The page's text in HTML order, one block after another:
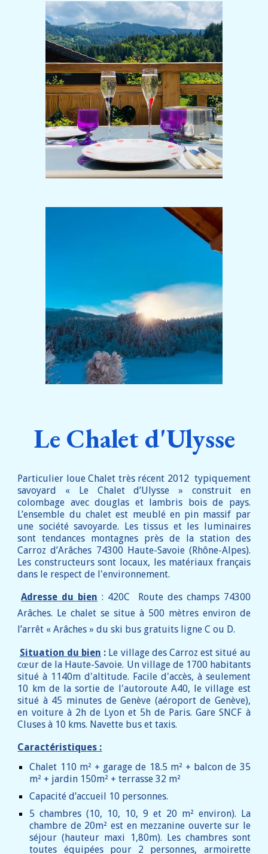
Le Chalet d'Ulysse
Particulier loue Chalet très récent 2012 typiquement
savoyard « Le Chalet d’Ulysse » construit en
colombage avec douglas et lambris bois de pays.
L’ensemble du chalet est meublé en pin massif par
une société savoyarde. Les tissus et les luminaires
sont tendances montagnes près de la station des
Carroz d’Arâches 74300 Haute-Savoie (Rhône-Alpes).
Les constructeurs sont locaux, les matériaux français
dans le respect de l'environnement.
Adresse du bien : 420C Route des champs 74300
Arâches. Le chalet se situe à 500 mètres environ de
l’arrêt « Arâches » du ski bus gratuits ligne C ou D.
Situation du bien : Le village des Carroz est situé au
cœur de la Haute-Savoie. Un village de 1700 habitants
situé à 1140m d'altitude. Facile d'accès, à seulement
10 km de la sortie de l'autoroute A40, le village est
situé à 45 minutes de Genève (aéroport de Genève),
en voiture à 2h de Lyon et 5h de Paris. Gare SNCF à
Cluses à 10 kms. Navette bus et taxis.
Caractéristiques :
Chalet 110 m² + garage de 18.5 m² + balcon de 35
m² + jardin 150m² + terrasse 32 m²
Capacité d’accueil 10 personnes.
5 chambres (10, 10, 10, 9 et 20 m² environ). La
chambre de 20m² est en mezzanine ouverte sur le
séjour (hauteur maxi 1,80m). Les chambres sont
toutes équipées pour 2 personnes, armoirette